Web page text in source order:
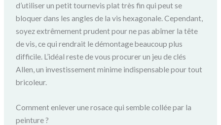
d’utiliser un petit tournevis plat très fin qui peut se
bloquer dans les angles de la vis hexagonale. Cependant,
soyez extrêmement prudent pour ne pas abîmer la tête
de vis, ce qui rendrait le démontage beaucoup plus
difficile. L’idéal reste de vous procurer un jeu de clés
Allen, un investissement minime indispensable pour tout
bricoleur.
Comment enlever une rosace qui semble collée par la
peinture ?